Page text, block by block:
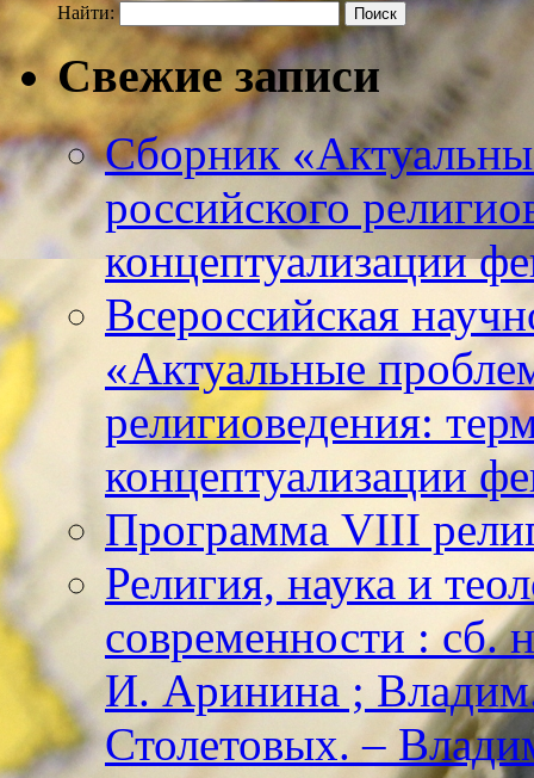
Найти:
Свежие записи
Сборник
российского
концептуализации
Всероссийская
«Актуальные
религиоведения:
концептуализации
Программа VIII
Религия, наука и
современности : сб.
И. Аринина ;
Столетовых. –